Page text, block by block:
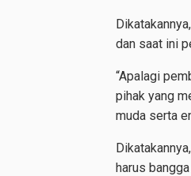
dan saat ini
“Apalagi
pihak yang
muda serta
harus